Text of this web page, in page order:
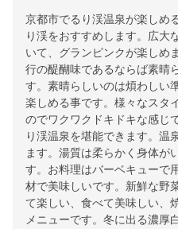
京都市でるり渓温泉が楽しめ
り渓をおすすめします。広大
いて、グランピンクが楽しめ
行の醍醐味であるならば素晴
す。素晴らしいのは煩わしい
楽しめる事です。様々なスタ
のでワクワクドキドキな感じ
り渓温泉を堪能できます。温
ます。湯質は柔らかく身体が
す。お料理はバーベキューで
材で美味しいです。新鮮な野
て楽しい、食べて美味しい、
メニューです。冬に出る濃厚